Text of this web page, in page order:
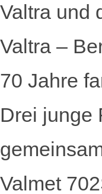
Valtra und
Valtra –
70 Jahre
Drei junge
Valmet